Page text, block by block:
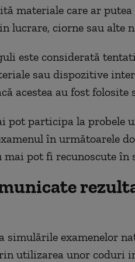
materiale care ar
lucrare, ciorne sau alte
este considerată
sau dispozitive
acestea au fost folosite
pot participa la probele
în următoarele
pot fi recunoscute în
simulările examenelor
utilizarea unor coduri